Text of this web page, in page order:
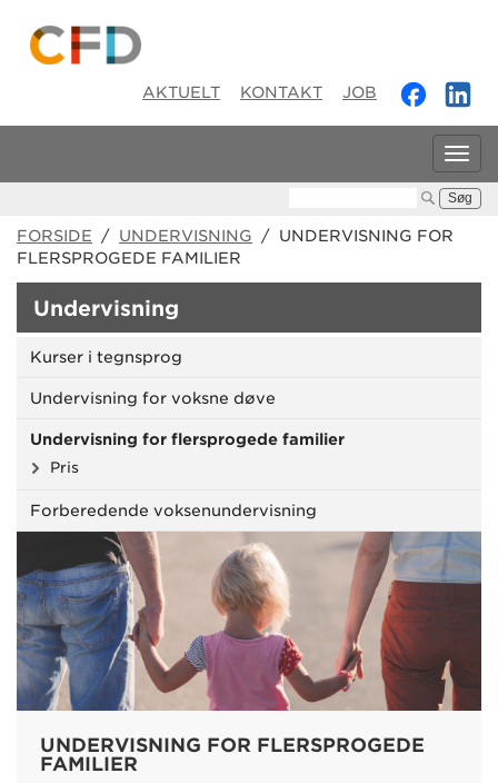
AKTUELT KONTAKT JOB
FORSIDE / UNDERVISNING / UNDERVISNING FOR
FLERSPROGEDE FAMILIER
Undervisning
Kurser i tegnsprog
Undervisning for voksne døve
Undervisning for flersprogede familier
Pris
Forberedende voksenundervisning
UNDERVISNING FOR FLERSPROGEDE
FAMILIER